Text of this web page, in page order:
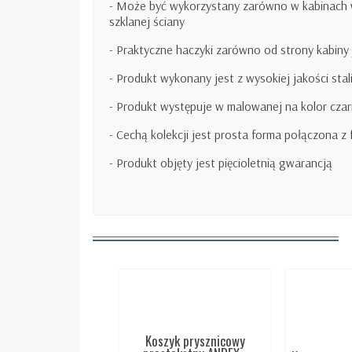
- Może być wykorzystany zarówno w
szklanej ściany
- Praktyczne haczyki zarówno od strony
- Produkt wykonany jest z wysokiej jakości
- Produkt występuje w malowanej na kolor
- Cechą kolekcji jest prosta forma połączona z
- Produkt objęty jest pięcioletnią gwarancją
Koszyk prysznicowy